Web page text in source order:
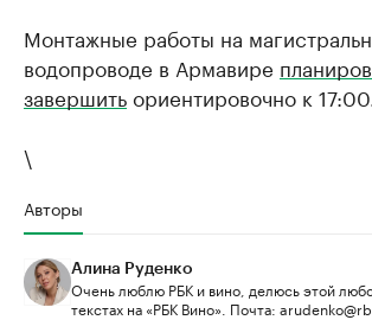
Монтажные работы на
водопроводе в Армавире
завершитьориентировочно к 17:00.
\
Авторы
Алина Руденко
Очень люблю РБК и вино, делюсь этой
текстах на «РБК Вино». Почта: